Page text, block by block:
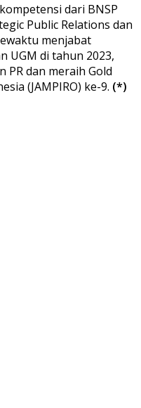
dari BNSP
Public Relations dan
menjabat
UGM di tahun 2023,
PR dan meraih Gold
(JAMPIRO) ke-9. (*)